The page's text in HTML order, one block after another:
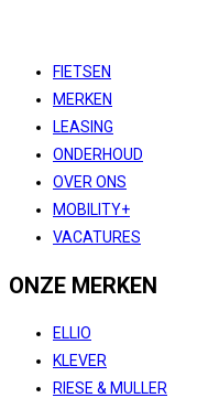
FIETSEN
MERKEN
LEASING
ONDERHOUD
OVER ONS
MOBILITY+
VACATURES
ONZE MERKEN
ELLIO
KLEVER
RIESE & MULLER